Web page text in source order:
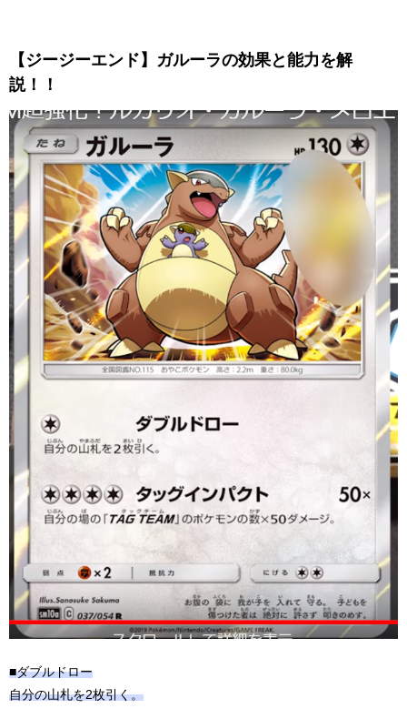
【ジージーエンド】ガルーラの効果と能力を解
説！！
■ダブルドロー
自分の山札を2枚引く。